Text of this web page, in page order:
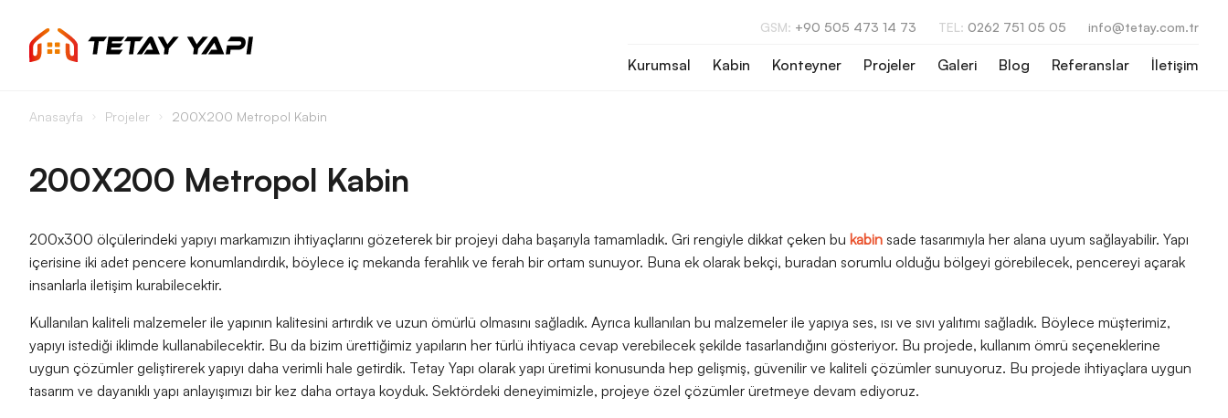
GSM: +90 505 473 14 73 TEL: 0262 751 05 05 info@tetay.com.tr
Kurumsal Kabin Konteyner Projeler Galeri Blog Referanslar İletişim
Anasayfa Projeler 200X200 Metropol Kabin
200X200 Metropol Kabin
200x300 ölçülerindeki yapıyı markamızın ihtiyaçlarını gözeterek bir projeyi daha başarıyla tamamladık. Gri rengiyle dikkat çeken bu kabin sade tasarımıyla her alana uyum sağlayabilir. Yapı
içerisine iki adet pencere konumlandırdık, böylece iç mekanda ferahlık ve ferah bir ortam sunuyor. Buna ek olarak bekçi, buradan sorumlu olduğu bölgeyi görebilecek, pencereyi açarak
insanlarla iletişim kurabilecektir.
Kullanılan kaliteli malzemeler ile yapının kalitesini artırdık ve uzun ömürlü olmasını sağladık. Ayrıca kullanılan bu malzemeler ile yapıya ses, ısı ve sıvı yalıtımı sağladık. Böylece müşterimiz,
yapıyı istediği iklimde kullanabilecektir. Bu da bizim ürettiğimiz yapıların her türlü ihtiyaca cevap verebilecek şekilde tasarlandığını gösteriyor. Bu projede, kullanım ömrü seçeneklerine
uygun çözümler geliştirerek yapıyı daha verimli hale getirdik. Tetay Yapı olarak yapı üretimi konusunda hep gelişmiş, güvenilir ve kaliteli çözümler sunuyoruz. Bu projede ihtiyaçlara uygun
tasarım ve dayanıklı yapı anlayışımızı bir kez daha ortaya koyduk. Sektördeki deneyimimizle, projeye özel çözümler üretmeye devam ediyoruz.